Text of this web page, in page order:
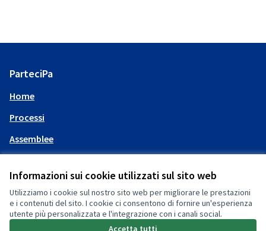
Informazioni sui cookie utilizzati sul sito web
Utilizziamo i cookie sul nostro sito web per migliorare le prestazioni
e i contenuti del sito. I cookie ci consentono di fornire un'esperienza
utente più personalizzata e l'integrazione con i canali social.
Accetta tutti
ParteciPa
Home
Processi
Assemblee
Il mio account
Accedi